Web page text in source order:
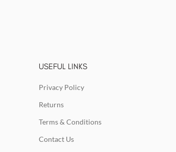
USEFUL LINKS
Privacy Policy
Returns
Terms & Conditions
Contact Us